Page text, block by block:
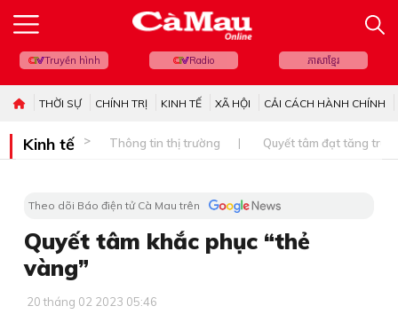
Truyền hình Radio ភាសាខ្មែរ
THỜI SỰ CHÍNH TRỊ KINH TẾ XÃ HỘI CẢI CÁCH HÀNH CHÍNH
Kinh tế Thông tin thị trường Quyết tâm đạt tăng
Theo dõi Báo điện tử Cà Mau trên
Quyết tâm khắc phục “thẻ
vàng”
20 tháng 02 2023 05:46